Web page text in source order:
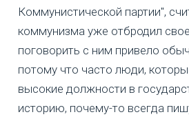
Коммунистической партии",
коммунизма уже отбродил
поговорить с ним привело
потому что часто люди,
высокие должности в
историю, почему-то всегда